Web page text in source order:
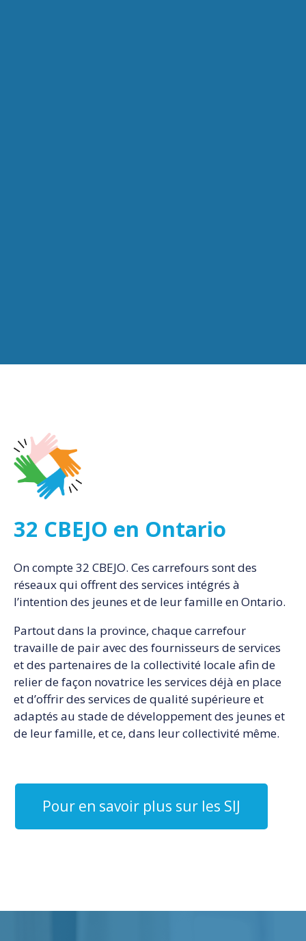
32 CBEJO en Ontario
On compte 32 CBEJO. Ces carrefours sont des
réseaux qui offrent des services intégrés à
l’intention des jeunes et de leur famille en Ontario.
Partout dans la province, chaque carrefour
travaille de pair avec des fournisseurs de services
et des partenaires de la collectivité locale afin de
relier de façon novatrice les services déjà en place
et d’offrir des services de qualité supérieure et
adaptés au stade de développement des jeunes et
de leur famille, et ce, dans leur collectivité même.
Pour en savoir plus sur les SIJ